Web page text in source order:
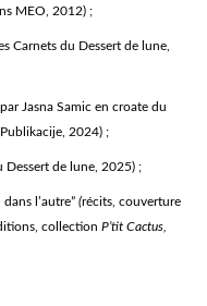
MEO, 2012) ;
Carnets du Dessert de lune,
Jasna Samic en croate du
2024) ;
Dessert de lune, 2025) ;
l’autre”(récits, couverture
collection P’tit Cactus,